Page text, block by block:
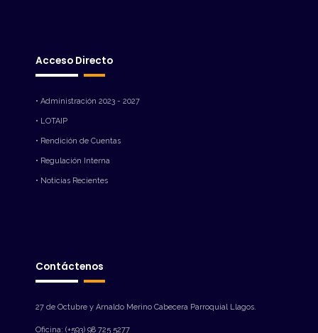
Acceso Directo
• Administración 2023 - 2027
• LOTAIP
• Rendición de Cuentas
• Regulación Interna
• Noticias Recientes
Contáctenos
27 de Octubre y Arnaldo Merino Cabecera Parroquial Llagos.
Oficina: (+593) 98 725 5277